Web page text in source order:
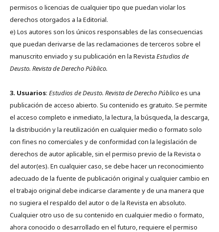
permisos o licencias de cualquier tipo que puedan violar los
derechos otorgados a la Editorial.
e) Los autores son los únicos responsables de las consecuencias
que puedan derivarse de las reclamaciones de terceros sobre el
manuscrito enviado y su publicación en la Revista Estudios de
Deusto. Revista de Derecho Público.
3. Usuarios: Estudios de Deusto. Revista de Derecho Públicoes una
publicación de acceso abierto. Su contenido es gratuito. Se permite
el acceso completo e inmediato, la lectura, la búsqueda, la descarga,
la distribución y la reutilización en cualquier medio o formato solo
con fines no comerciales y de conformidad con la legislación de
derechos de autor aplicable, sin el permiso previo de la Revista o
del autor(es). En cualquier caso, se debe hacer un reconocimiento
adecuado de la fuente de publicación original y cualquier cambio en
el trabajo original debe indicarse claramente y de una manera que
no sugiera el respaldo del autor o de la Revista en absoluto.
Cualquier otro uso de su contenido en cualquier medio o formato,
ahora conocido o desarrollado en el futuro, requiere el permiso